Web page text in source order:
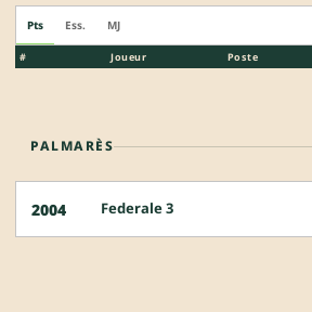
Pts Ess. MJ
# Joueur Poste
PALMARÈS
2004 Federale 3